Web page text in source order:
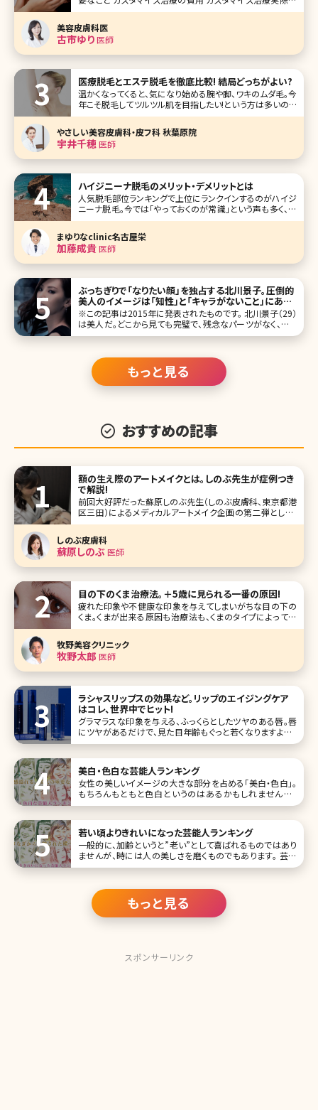
治療例 まとめ 筆者の勤務するクリニックでは、美容外科だ
けでなくピーリングやトーニングなどの美容皮膚科の治療も
根強い人気があります。体の表面を覆う皮膚は1
美容皮膚科医
古市ゆり医師
医療脱毛とエステ脱毛を徹底比較! 結局どっちがよい?
温かくなってくると、気になり始める腕や脚、ワキのムダ毛。今
年こそ脱毛してツルツル肌を目指したい!という方は多いので
は?そんな脱毛を考えるときの永遠のテーマともいえるのが
「医療機関で脱毛するか、安いエステで脱毛するか」という
点。 結論から言うと、今の時代、脱毛は医療脱毛の方がオス
スメです。ここ
やさしい美容皮膚科・皮フ科 秋葉原院
宇井千穂 医師
ハイジニーナ脱毛のメリット・デメリットとは
人気脱毛部位ランキングで上位にランクインするのがハイジ
ニーナ脱毛。今では「やっておくのが常識」という声も多く、ハ
イジニーナ脱毛に興味を持つ人が増えているといいます。 こ
こでは、ハイジニーナ脱毛についてよく知らないという人のた
めに、ハイジニーナ脱毛の基本情報のほか、やっておくことの
メリット、どこで受
まゆりなclinic名古屋栄
加藤成貴医師
ぶっちぎりで「なりたい顔」を独占する北川景子。圧倒的
美人のイメージは「知性」と「キャラがないこと」にあっ
た／北条かや
※この記事は2015年に発表されたものです。 北川景子（29）
は美人だ。どこから見ても完璧で、残念なパーツがなく、まる
で「美人のひな形」のようである。オリコンスタイルの（「女性
もっと見る
おすすめの記事
額の生え際のアートメイクとは。しのぶ先生が症例つき
で解説!
前回大好評だった蘇原しのぶ先生（しのぶ皮膚科、東京都港
区三田）によるメディカルアートメイク企画の第二弾として、
今回は額の生え際のアートメイクについて解説してもらいま
した。 小顔になりたい、最近額が広くなった気がする、髪の毛
が瘦せ細り、生え際の薄毛が気になってきた方など必見の内
容です! 大きく印象
しのぶ皮膚科
蘇原しのぶ医師
目の下のくま治療法。＋5歳に見られる一番の原因!
疲れた印象や不健康な印象を与えてしまいがちな目の下の
くま。くまが出来る原因も治療法も、くまのタイプによって異
なります。きちんと治療すれば、毎朝コンシーラーで隠す必要
の下のくまは大きく黒、茶、青の3種類に分けられます。 黒 黒
の
牧野美容クリニック
牧野太郎 医師
ラシャスリップスの効果など。リップのエイジングケア
はコレ、世界中でヒット!
グラマラスな印象を与える、ふっくらとしたツヤのある唇。唇
にツヤがあるだけで、見た目年齢もぐっと若くなりますよね。
最近は口紅ではなくグロスを使っているという人も多いと言
美白・色白な芸能人ランキング
女性の美しいイメージの大きな部分を占める「美白・色白」。
もちろんもともと色白というのはあるかもしれませんが、
日々のスキンケアの努力で変わってくる面も。今回は美白・色
あかり
若い頃よりきれいになった芸能人ランキング
一般的に、加齢というと”老い”として喜ばれるものではあり
ませんが、時には人の美しさを磨くものでもあります。 芸能
界には、長らく活動されている方もいるので、そんな加齢によ
り美人になった、きれいになった」とされる人たちを、ランキン
グTOP10にし もっと見る
スポンサーリンク